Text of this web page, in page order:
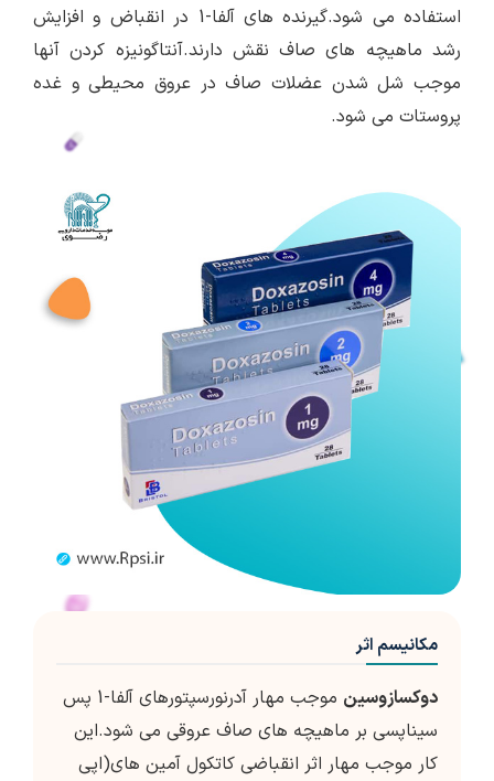
استفاده می شود.گیرنده های آلفا-1 در انقباض و افزایش
رشد ماهیچه های صاف نقش دارند.آنتاگونیزه کردن آنها
موجب شل شدن عضلات صاف در عروق محیطی و غده
پروستات می شود.
مکانیسم اثر
دوکسازوسین
موجب مهار آدرنورسپتورهای آلفا-1 پس
سیناپسی بر ماهیچه های صاف عروقی می شود.این
کار موجب مهار اثر انقباضی کاتکول آمین های(اپی